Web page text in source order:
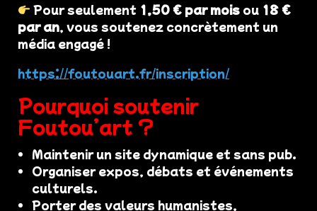
Pour seulement 1,50 € par mois ou 18 €
par an, vous soutenez concrètement un
média engagé !
https://foutouart.fr/inscription/
Pourquoi soutenir
Foutou’art ?
Maintenir un site dynamique et sans pub.
Organiser expos, débats et événements
culturels.
Porter des valeurs humanistes,